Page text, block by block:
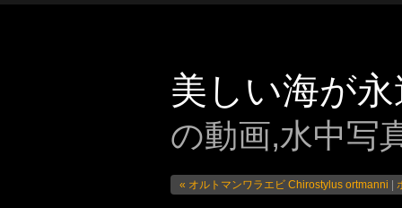
美しい海が
の動画,水中写
« オルトマンワラエビ Chirostylus ortmanni